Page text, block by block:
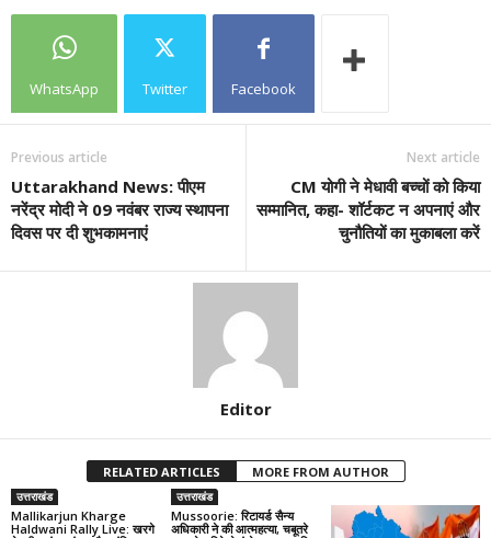
WhatsApp Twitter Facebook
Previous article
Uttarakhand News: पीएम
नरेंद्र मोदी ने 09 नवंबर राज्य स्थापना
दिवस पर दी शुभकामनाएं
Next article
CM योगी ने मेधावी बच्चों को किया
सम्मानित, कहा- शॉर्टकट न अपनाएं और
चुनौतियों का मुकाबला करें
Editor
RELATED ARTICLES MORE FROM AUTHOR
उत्तराखंड
Mallikarjun Kharge
Haldwani Rally Live: खरगे
उत्तराखंड
Mussoorie: रिटायर्ड सैन्य
अधिकारी ने की आत्महत्या, चबूतरे